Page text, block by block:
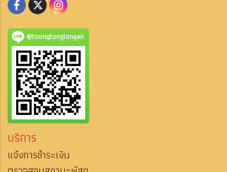
@toongtonglongan
บริการ
แจ้งการชำระเงิน